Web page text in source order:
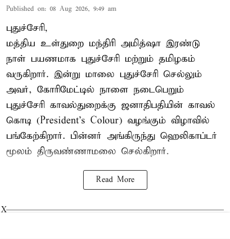
Published on: 08 Aug 2026, 9:49 am
புதுச்சேரி,
மத்திய உள்துறை மந்திரி அமித்ஷா இரண்டு
நாள் பயணமாக புதுச்சேரி மற்றும் தமிழகம்
வருகிறார். இன்று மாலை புதுச்சேரி செல்லும்
அவர், கோரிமேட்டில் நாளை நடைபெறும்
புதுச்சேரி காவல்துறைக்கு ஜனாதிபதியின் காவல்
கொடி (President's Colour) வழங்கும் விழாவில்
பங்கேற்கிறார். பின்னர் அங்கிருந்து ஹெலிகாப்டர்
மூலம் திருவண்ணாமலை செல்கிறார்.
Read More
X